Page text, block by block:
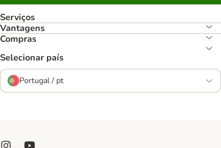
Serviços
Vantagens
Compras
Selecionar país
Portugal / pt